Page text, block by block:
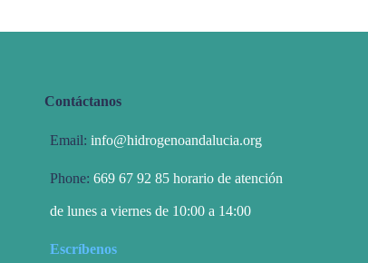
Contáctanos
Email: info@hidrogenoandalucia.org
Phone: 669 67 92 85 horario de atención
de lunes a viernes de 10:00 a 14:00
Escríbenos